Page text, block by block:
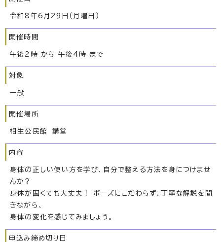
令和8年6月29日（月曜日）
開催時間
午後2時 から 午後4時 まで
対象
一般
開催場所
相生公民館 講堂
内容
身体の正しい使い方を学び、自分で整える方法を身につけませ
んか？
身体が固くても大丈夫！ ポーズにこだわらず、丁寧な解説を聞
きながら、
身体の変化を感じてみましょう。
申込み締め切り日